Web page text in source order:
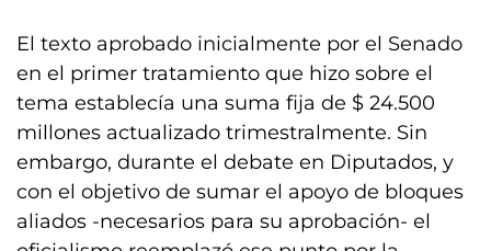
El texto aprobado inicialmente por el Senado
en el primer tratamiento que hizo sobre el
tema establecía una suma fija de $ 24.500
millones actualizado trimestralmente. Sin
embargo, durante el debate en Diputados, y
con el objetivo de sumar el apoyo de bloques
aliados -necesarios para su aprobación- el